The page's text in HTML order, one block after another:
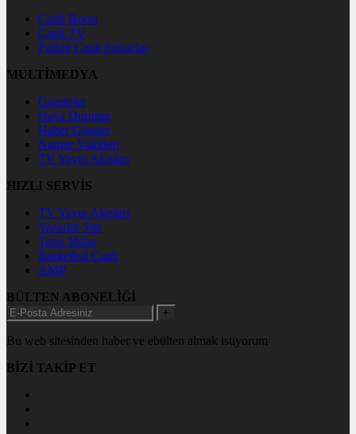
Canlı Borsa
Canlı TV
Futbol Canlı Sonuçlar
MULTİMEDYA
Gazeteler
Hava Durumu
Haber Gönder
Namaz Vakitleri
TV Yayın Akışları
HIZLI SERVİS
TV Yayın Akışları
Yazarlar Site
Tenis İddaa
Basketbol Canlı
AMP
BÜLTEN ABONELİĞİ
+
Bu web sitesinden haber ve ebülten almak istiyorum
BİZİ TAKİP ET